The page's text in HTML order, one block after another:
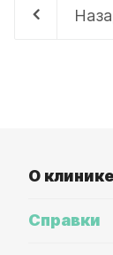
О клинике
Справки